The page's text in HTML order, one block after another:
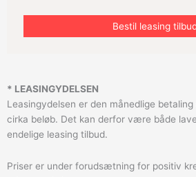
* LEASINGYDELSEN
Leasingydelsen er den månedlige
cirka beløb. Det kan derfor være både
endelige leasing tilbud.
Priser er under forudsætning for positiv